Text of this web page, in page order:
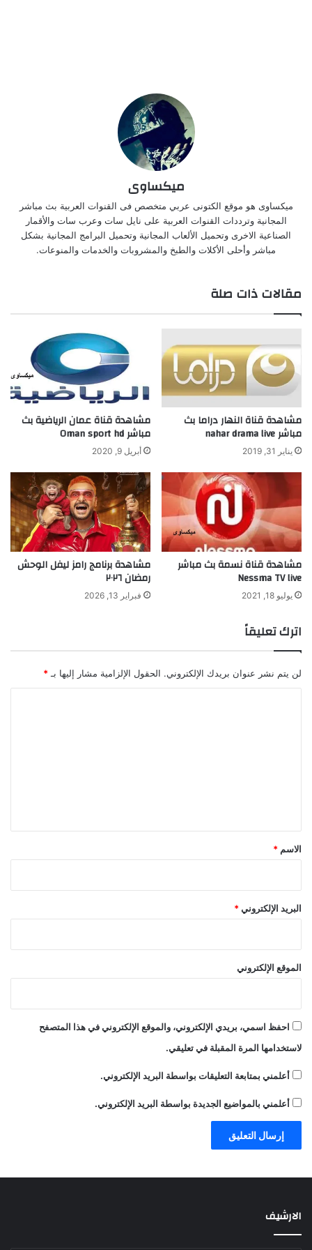
ميكساوى
ميكساوى هو موقع الكتونى عربي متخصص فى القنوات العربية بث مباشر
المجانية وترددات القنوات العربية على نايل سات وعرب سات والأقمار
الصناعية الاخرى وتحميل الألعاب المجانية وتحميل البرامج المجانية بشكل
مباشر وأحلى الأكلات والطبخ والمشروبات والخدمات والمنوعات.
مقالات ذات صلة
مشاهدة قناة النهار دراما بث
مباشر nahar drama live
يناير 31, 2019
مشاهدة قناة عمان الرياضية بث
مباشر Oman sport hd
أبريل 9, 2020
مشاهدة قناة نسمة بث مباشر
Nessma TV live
يوليو 18, 2021
مشاهدة برنامج رامز ليفل الوحش
رمضان ٢٠٢٦
فبراير 13, 2026
اترك تعليقاً
لن يتم نشر عنوان بريدك الإلكتروني. الحقول الإلزامية مشار إليها بـ *
*
الاسم *
البريد الإلكتروني *
الموقع الإلكتروني
احفظ اسمي، بريدي الإلكتروني، والموقع الإلكتروني في هذا المتصفح
لاستخدامها المرة المقبلة في تعليقي.
أعلمني بمتابعة التعليقات بواسطة البريد الإلكتروني.
أعلمني بالمواضيع الجديدة بواسطة البريد الإلكتروني.
الارشيف